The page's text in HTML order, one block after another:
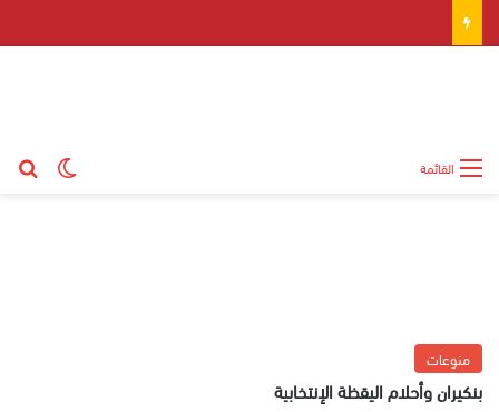
القائمة
منوعات
بنكيران وأحلام اليقظة الإنتخابية